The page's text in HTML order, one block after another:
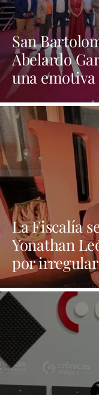
San
Abelardo
una emotiva
folclore
La Fiscalía
Yonathan
por